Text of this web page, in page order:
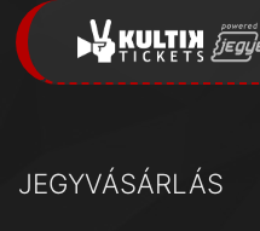
JEGYVÁSÁRLÁS